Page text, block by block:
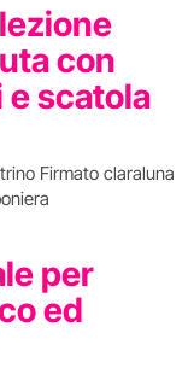
con
scatola
Firmato claraluna
per
ed